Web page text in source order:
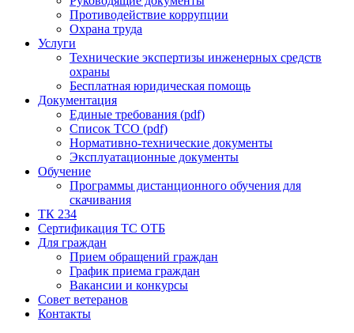
Противодействие коррупции
Охрана труда
Услуги
Технические экспертизы инженерных средств
охраны
Бесплатная юридическая помощь
Документация
Единые требования (pdf)
Список ТСО (pdf)
Нормативно-технические документы
Эксплуатационные документы
Обучение
Программы дистанционного обучения для
скачивания
ТК 234
Сертификация ТС ОТБ
Для граждан
Прием обращений граждан
График приема граждан
Вакансии и конкурсы
Совет ветеранов
Контакты